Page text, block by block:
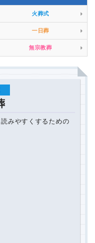
火葬式
一日葬
無宗教葬
みやすくするための